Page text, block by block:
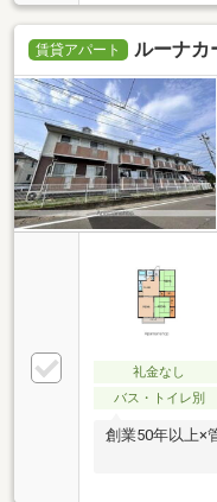
賃貸アパート ルーナカ
礼金なし
バス・トイレ別
創業50年以上×